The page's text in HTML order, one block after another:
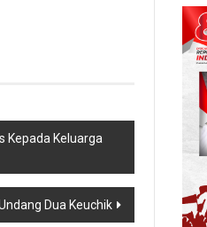
Kepada Keluarga
Dua Keuchik